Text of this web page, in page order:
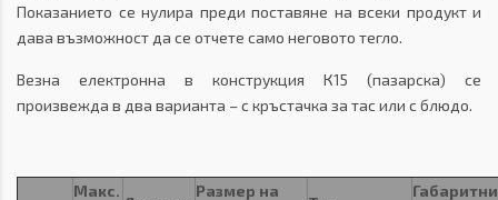
Показанието се нулира преди поставяне на всеки продукт и
дава възможност да се отчете само неговото тегло.
Везна електронна в конструкция К15 (пазарска) се
произвежда в два варианта – с кръстачка за тас или с блюдо.
Макс.
Размер на
Габаритни